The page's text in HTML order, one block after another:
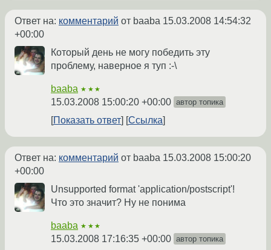
Ответ на: комментарий от baaba 15.03.2008 14:54:32
+00:00
Который день не могу победить эту
проблему, наверное я туп :-\
baaba ★★★
15.03.2008 15:00:20 +00:00 автор топика
Показать ответ Ссылка
Ответ на: комментарий от baaba 15.03.2008 15:00:20
+00:00
Unsupported format 'application/postscript'!
Что это значит? Ну не понима
baaba ★★★
15.03.2008 17:16:35 +00:00 автор топика